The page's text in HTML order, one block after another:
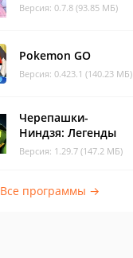
Версия: 0.7.8 (93.85 МБ)
Pokemon GO
Версия: 0.423.1 (140.23 МБ)
Черепашки-
Ниндзя: Легенды
Версия: 1.29.7 (147.2 МБ)
Все программы →